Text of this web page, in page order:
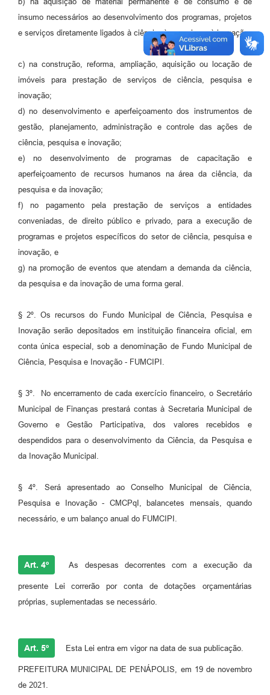
insumo necessários ao desenvolvimento dos programas, projetos
e serviços diretamente ligados à ciência, à pesquisa e à inovação;
c) na construção, reforma, ampliação, aquisição ou locação de
imóveis para prestação de serviços de ciência, pesquisa e
inovação;
d) no desenvolvimento e aperfeiçoamento dos instrumentos de
gestão, planejamento, administração e controle das ações de
ciência, pesquisa e inovação;
e) no desenvolvimento de programas de capacitação e
aperfeiçoamento de recursos humanos na área da ciência, da
pesquisa e da inovação;
f) no pagamento pela prestação de serviços a entidades
conveniadas, de direito público e privado, para a execução de
programas e projetos específicos do setor de ciência, pesquisa e
inovação, e
g) na promoção de eventos que atendam a demanda da ciência,
da pesquisa e da inovação de uma forma geral.
§ 2º. Os recursos do Fundo Municipal de Ciência, Pesquisa e
Inovação serão depositados em instituição financeira oficial, em
conta única especial, sob a denominação de Fundo Municipal de
Ciência, Pesquisa e Inovação - FUMCIPI.
§ 3º. No encerramento de cada exercício financeiro, o Secretário
Municipal de Finanças prestará contas à Secretaria Municipal de
Governo e Gestão Participativa, dos valores recebidos e
despendidos para o desenvolvimento da Ciência, da Pesquisa e
da Inovação Municipal.
§ 4º. Será apresentado ao Conselho Municipal de Ciência,
Pesquisa e Inovação - CMCPqI, balancetes mensais, quando
necessário, e um balanço anual do FUMCIPI.
Art. 4º As despesas decorrentes com a execução da
presente Lei correrão por conta de dotações orçamentárias
próprias, suplementadas se necessário.
Art. 5º Esta Lei entra em vigor na data de sua publicação.
PREFEITURA MUNICIPAL DE PENÁPOLIS, em 19 de novembro
de 2021.